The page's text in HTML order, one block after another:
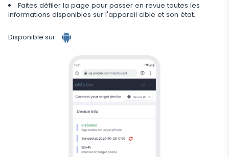
Faites défiler la page pour passer en revue toutes les
informations disponibles sur l'appareil cible et son état.
Disponible sur: